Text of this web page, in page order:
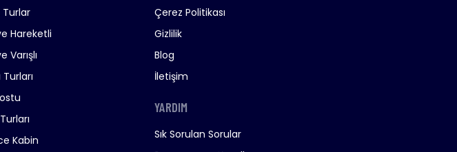
Turlar
Hareketli
Varışlı
Turları
Kabin
Çerez Politikası
Gizlilik
Blog
İletişim
YARDIM
Sık Sorulan Sorular